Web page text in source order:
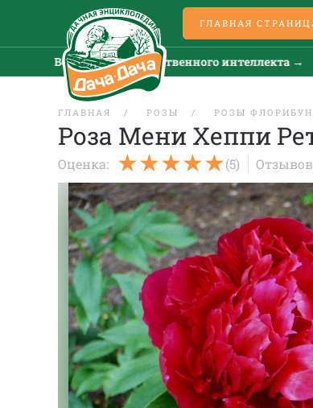
ГЛАВНАЯ
Все новости искусственного интеллекта →
ГЛАВНАЯ РОЗЫ РОЗЫ
Роза Мени Хеппи
Оценка: (5)